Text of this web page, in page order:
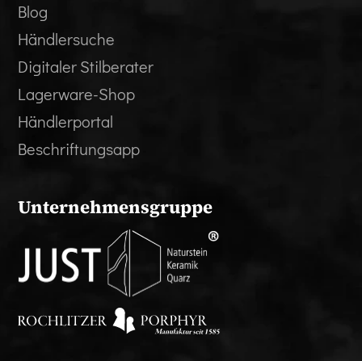
Blog
Händlersuche
Digitaler Stilberater
Lagerware-Shop
Händlerportal
Beschriftungsapp
Unternehmensgruppe